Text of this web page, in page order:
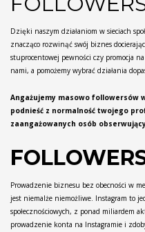
Dzięki naszym działaniom w sieciach
znacząco rozwinąć swój biznes
stuprocentowej pewności czy promocja
nami, a pomożemy wybrać działania
Angażujemy masowo followersów
podnieść z normalność twojego
zaangażowanych osób
Prowadzenie biznesu bez obecności w
jest niemalże niemożliwe. Instagram to
społecznościowych, z ponad miliardem
prowadzenie konta na Instagramie i